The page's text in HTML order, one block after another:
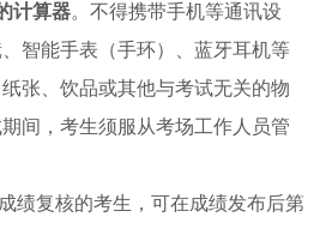
计算器。不得携带手机等通讯设
智能手表（手环）、蓝牙耳机等
张、饮品或其他与考试无关的物
间，考生须服从考场工作人员管
绩复核的考生，可在成绩发布后第